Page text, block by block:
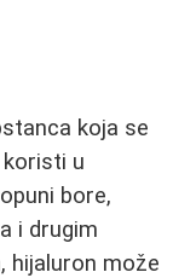
koja se
koristi u
bore,
i drugim
hijaluron može